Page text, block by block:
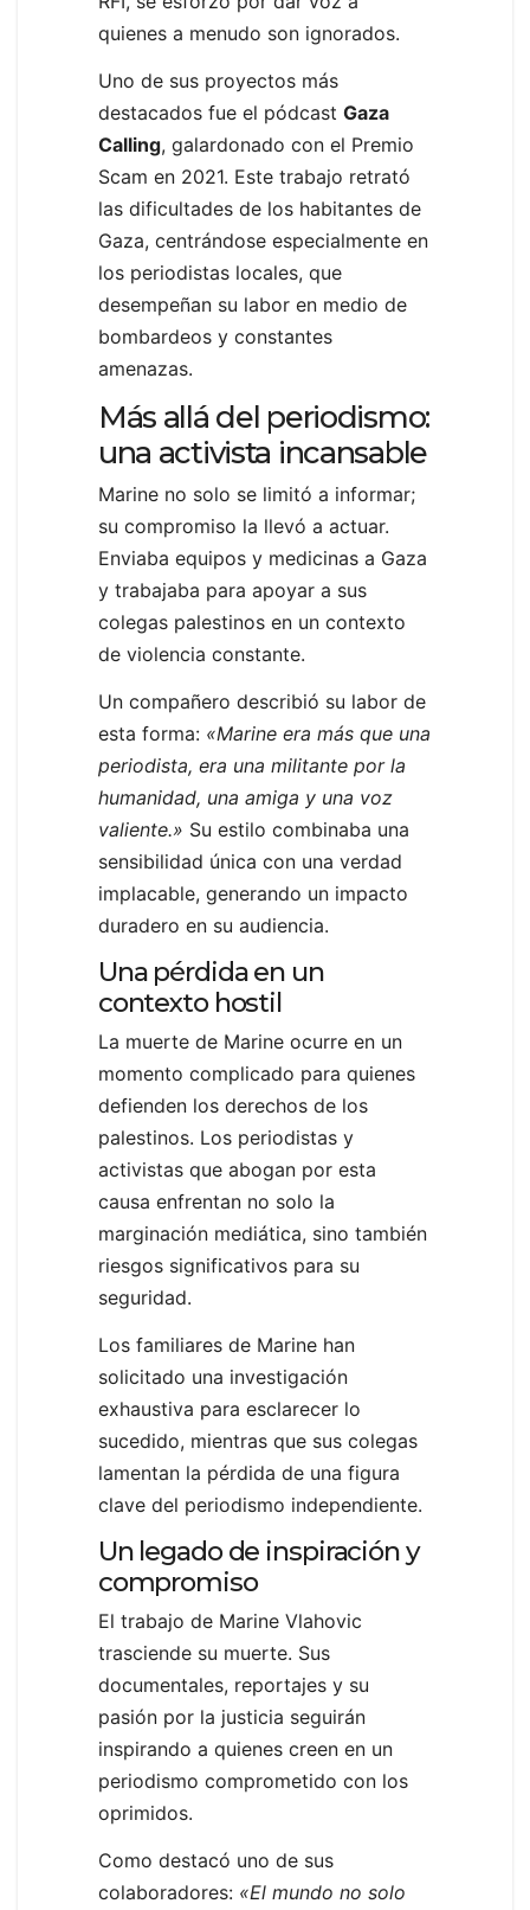
quienes a menudo son ignorados.
Uno de sus proyectos más
destacados fue el pódcast Gaza
Calling, galardonado con el Premio
Scam en 2021. Este trabajo retrató
las dificultades de los habitantes de
Gaza, centrándose especialmente en
los periodistas locales, que
desempeñan su labor en medio de
bombardeos y constantes
amenazas.
Más allá del periodismo:
una activista incansable
Marine no solo se limitó a informar;
su compromiso la llevó a actuar.
Enviaba equipos y medicinas a Gaza
y trabajaba para apoyar a sus
colegas palestinos en un contexto
de violencia constante.
Un compañero describió su labor de
esta forma: «Marine era más que una
periodista, era una militante por la
humanidad, una amiga y una voz
valiente.» Su estilo combinaba una
sensibilidad única con una verdad
implacable, generando un impacto
duradero en su audiencia.
Una pérdida en un
contexto hostil
La muerte de Marine ocurre en un
momento complicado para quienes
defienden los derechos de los
palestinos. Los periodistas y
activistas que abogan por esta
causa enfrentan no solo la
marginación mediática, sino también
riesgos significativos para su
seguridad.
Los familiares de Marine han
solicitado una investigación
exhaustiva para esclarecer lo
sucedido, mientras que sus colegas
lamentan la pérdida de una figura
clave del periodismo independiente.
Un legado de inspiración y
compromiso
El trabajo de Marine Vlahovic
trasciende su muerte. Sus
documentales, reportajes y su
pasión por la justicia seguirán
inspirando a quienes creen en un
periodismo comprometido con los
oprimidos.
Como destacó uno de sus
colaboradores: «El mundo no solo